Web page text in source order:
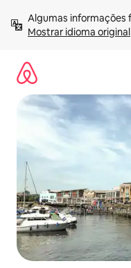
para
Mostrar idioma original